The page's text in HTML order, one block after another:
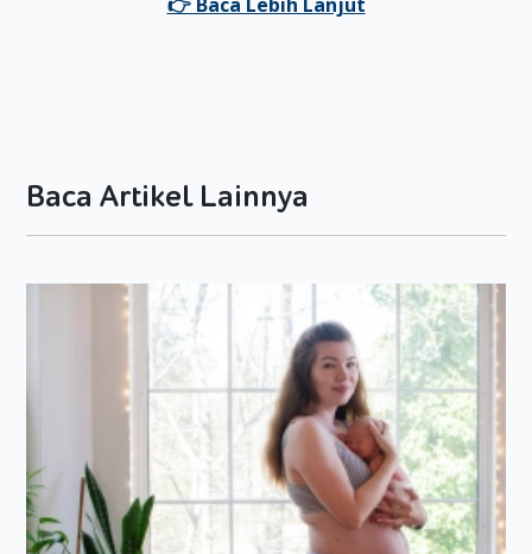
Baca Artikel Lainnya